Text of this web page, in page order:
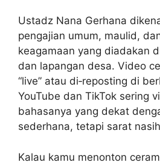
Ustadz Nana Gerhana
pengajian umum, maulid,
keagamaan yang diadakan
dan lapangan desa. Video
“live” atau di‑reposting di
YouTube dan TikTok sering
bahasanya yang dekat
sederhana, tetapi sarat
Kalau kamu menonton